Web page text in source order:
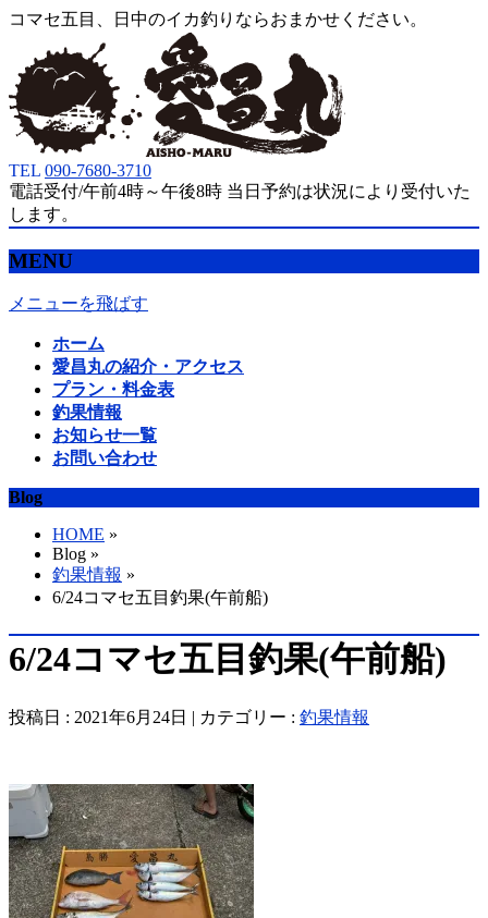
コマセ五目、日中のイカ釣りならおまかせください。
TEL 090-7680-3710
電話受付/午前4時～午後8時 当日予約は状況により受付いた
します。
MENU
メニューを飛ばす
ホーム
愛昌丸の紹介・アクセス
プラン・料金表
釣果情報
お知らせ一覧
お問い合わせ
Blog
HOME »
Blog »
釣果情報 »
6/24コマセ五目釣果(午前船)
6/24コマセ五目釣果(午前船)
投稿日 : 2021年6月24日 | カテゴリー : 釣果情報